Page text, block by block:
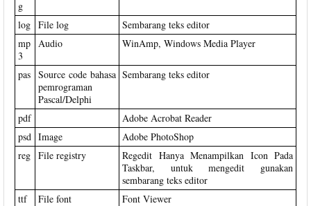
g
log File log
Sembarang teks editor
mp
3
Audio WinAmp, Windows Media Player
pas Source code bahasa
pemrograman
Pascal/Delphi
Sembarang teks editor
pdf
Adobe Acrobat Reader
psd Image
Adobe PhotoShop
reg File registry
Regedit Hanya Menampilkan Icon Pada
Taskbar, untuk mengedit gunakan
sembarang teks editor
ttf
File font
Font Viewer